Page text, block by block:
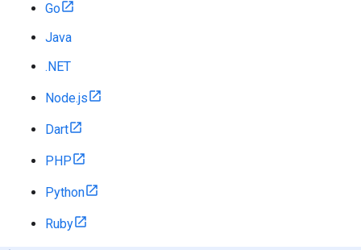
Go
Java
.NET
Node.js
Dart
PHP
Python
Ruby